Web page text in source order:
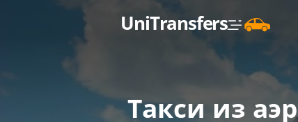
UniTransfers
Такси из